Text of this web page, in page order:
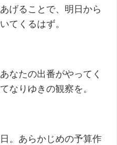
げることで、明日から
てくるはず。
なたの出番がやってく
なりゆきの観察を。
。あらかじめの予算作